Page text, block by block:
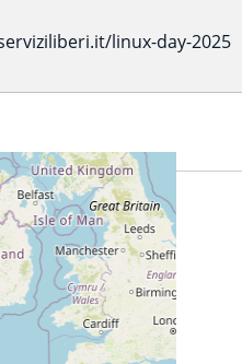
linux-day-2025